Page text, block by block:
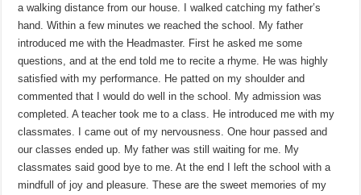
a walking distance from our house. I walked catching my father’s
hand. Within a few minutes we reached the school. My father
introduced me with the Headmaster. First he asked me some
questions, and at the end told me to recite a rhyme. He was highly
satisfied with my performance. He patted on my shoulder and
commented that I would do well in the school. My admission was
completed. A teacher took me to a class. He introduced me with my
classmates. I came out of my nervousness. One hour passed and
our classes ended up. My father was still waiting for me. My
classmates said good bye to me. At the end I left the school with a
mindfull of joy and pleasure. These are the sweet memories of my